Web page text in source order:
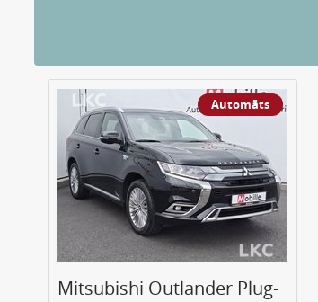
Automāts
Mitsubishi Outlander Plug-